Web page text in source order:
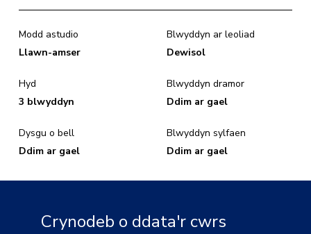
Modd astudio
Llawn-amser
Hyd
3 blwyddyn
Dysgu o bell
Ddim ar gael
Blwyddyn ar leoliad
Dewisol
Blwyddyn dramor
Ddim ar gael
Blwyddyn sylfaen
Ddim ar gael
Crynodeb o ddata'r cwrs